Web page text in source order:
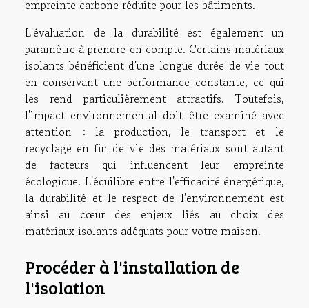
empreinte carbone réduite pour les bâtiments.
L'évaluation de la durabilité est également un
paramètre à prendre en compte. Certains matériaux
isolants bénéficient d'une longue durée de vie tout
en conservant une performance constante, ce qui
les rend particulièrement attractifs. Toutefois,
l'impact environnemental doit être examiné avec
attention : la production, le transport et le
recyclage en fin de vie des matériaux sont autant
de facteurs qui influencent leur empreinte
écologique. L'équilibre entre l'efficacité énergétique,
la durabilité et le respect de l'environnement est
ainsi au cœur des enjeux liés au choix des
matériaux isolants adéquats pour votre maison.
Procéder à l'installation de
l'isolation